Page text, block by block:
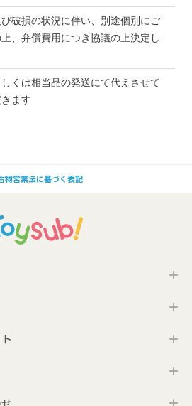
破損の状況に伴い、別途個別にご
、弁償費用につき協議の上決定し
くは相当品の発送にて代えさせて
ます
物営業法に基づく表記
セレクション
ゃ